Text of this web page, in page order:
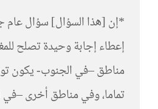
*إن [هذا السؤال] سؤال عام
إعطاء إجابة وحيدة تصلح
مناطق –في الجنوب- يكون
تماما، وفي مناطق أخرى